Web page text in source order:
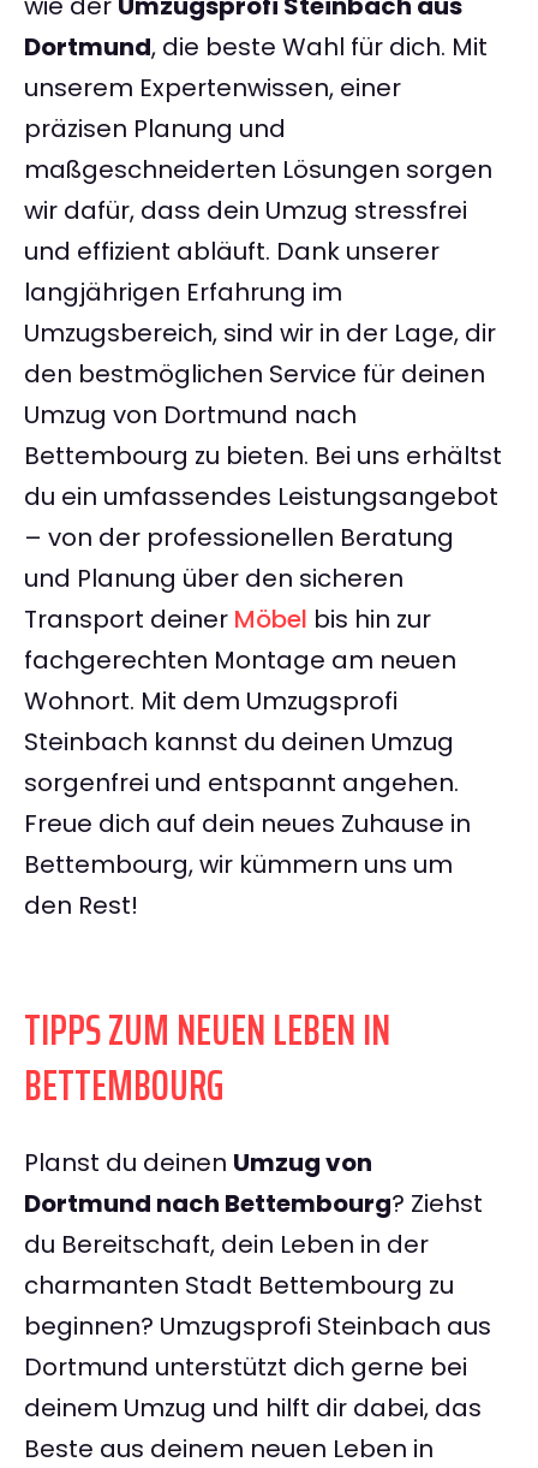
Dortmund, die beste Wahl für dich. Mit
unserem Expertenwissen, einer
präzisen Planung und
maßgeschneiderten Lösungen sorgen
wir dafür, dass dein Umzug stressfrei
und effizient abläuft. Dank unserer
langjährigen Erfahrung im
Umzugsbereich, sind wir in der Lage, dir
den bestmöglichen Service für deinen
Umzug von Dortmund nach
Bettembourg zu bieten. Bei uns erhältst
du ein umfassendes Leistungsangebot
– von der professionellen Beratung
und Planung über den sicheren
Transport deiner Möbel bis hin zur
fachgerechten Montage am neuen
Wohnort. Mit dem Umzugsprofi
Steinbach kannst du deinen Umzug
sorgenfrei und entspannt angehen.
Freue dich auf dein neues Zuhause in
Bettembourg, wir kümmern uns um
den Rest!
TIPPS ZUM NEUEN LEBEN IN
BETTEMBOURG
Planst du deinen Umzug von
Dortmund nach Bettembourg? Ziehst
du Bereitschaft, dein Leben in der
charmanten Stadt Bettembourg zu
beginnen? Umzugsprofi Steinbach aus
Dortmund unterstützt dich gerne bei
deinem Umzug und hilft dir dabei, das
Beste aus deinem neuen Leben in